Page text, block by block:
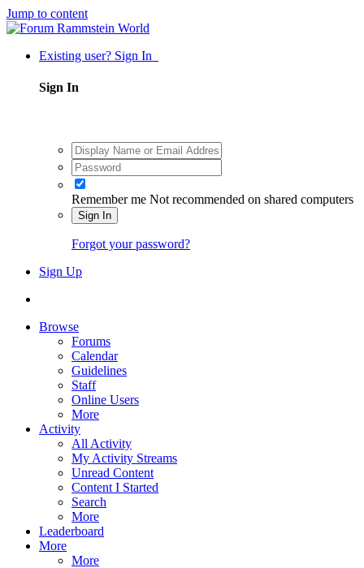
Jump to content
Existing user? Sign In
Sign In
Remember me Not recommended on shared computers
Sign In
Forgot your password?
Sign Up
Browse
Forums
Calendar
Guidelines
Staff
Online Users
More
Activity
All Activity
My Activity Streams
Unread Content
Content I Started
Search
More
Leaderboard
More
More